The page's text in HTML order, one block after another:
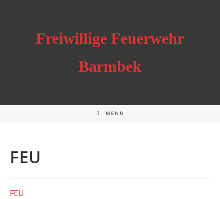
Freiwillige Feuerwehr
Barmbek
MENÜ
FEU
FEU